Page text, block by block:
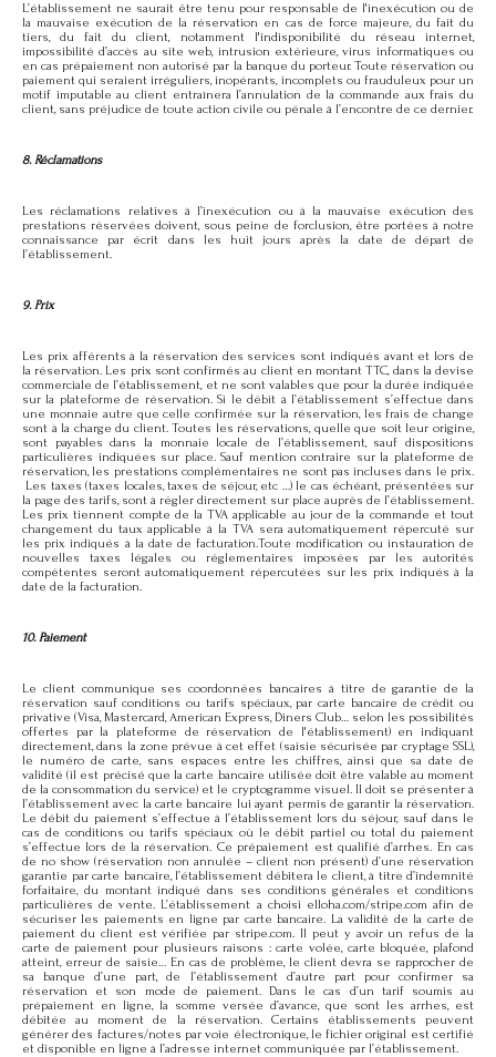
L’établissement ne saurait être tenu pour responsable de l'inexécution ou de
la mauvaise exécution de la réservation en cas de force majeure, du fait du
tiers, du fait du client, notamment l'indisponibilité du réseau internet,
impossibilité d’accès au site web, intrusion extérieure, virus informatiques ou
en cas prépaiement non autorisé par la banque du porteur. Toute réservation ou
paiement qui seraient irréguliers, inopérants, incomplets ou frauduleux pour un
motif imputable au client entraînera l’annulation de la commande aux frais du
client, sans préjudice de toute action civile ou pénale à l’encontre de ce dernier.
8. Réclamations
Les réclamations relatives à l’inexécution ou à la mauvaise exécution des
prestations réservées doivent, sous peine de forclusion, être portées à notre
connaissance par écrit dans les huit jours après la date de départ de
l’établissement.
9. Prix
Les prix afférents à la réservation des services sont indiqués avant et lors de
la réservation. Les prix sont confirmés au client en montant TTC, dans la devise
commerciale de l’établissement, et ne sont valables que pour la durée indiquée
sur la plateforme de réservation. Si le débit à l’établissement s’effectue dans
une monnaie autre que celle confirmée sur la réservation, les frais de change
sont à la charge du client. Toutes les réservations, quelle que soit leur origine,
sont payables dans la monnaie locale de l’établissement, sauf dispositions
particulières indiquées sur place. Sauf mention contraire sur la plateforme de
réservation, les prestations complémentaires ne sont pas incluses dans le prix.
Les taxes (taxes locales, taxes de séjour, etc …) le cas échéant, présentées sur
la page des tarifs, sont à régler directement sur place auprès de l’établissement.
Les prix tiennent compte de la TVA applicable au jour de la commande et tout
changement du taux applicable à la TVA sera automatiquement répercuté sur
les prix indiqués à la date de facturation.Toute modification ou instauration de
nouvelles taxes légales ou réglementaires imposées par les autorités
compétentes seront automatiquement répercutées sur les prix indiqués à la
date de la facturation.
10. Paiement
Le client communique ses coordonnées bancaires à titre de garantie de la
réservation sauf conditions ou tarifs spéciaux, par carte bancaire de crédit ou
privative (Visa, Mastercard, American Express, Diners Club… selon les possibilités
offertes par la plateforme de réservation de l'établissement) en indiquant
directement, dans la zone prévue à cet effet (saisie sécurisée par cryptage SSL),
le numéro de carte, sans espaces entre les chiffres, ainsi que sa date de
validité (il est précisé que la carte bancaire utilisée doit être valable au moment
de la consommation du service) et le cryptogramme visuel. Il doit se présenter à
l’établissement avec la carte bancaire lui ayant permis de garantir la réservation.
Le débit du paiement s’effectue à l’établissement lors du séjour, sauf dans le
cas de conditions ou tarifs spéciaux où le débit partiel ou total du paiement
s’effectue lors de la réservation. Ce prépaiement est qualifié d’arrhes. En cas
de no show (réservation non annulée – client non présent) d’une réservation
garantie par carte bancaire, l’établissement débitera le client, à titre d’indemnité
forfaitaire, du montant indiqué dans ses conditions générales et conditions
particulières de vente. L’établissement a choisi elloha.com/stripe.com afin de
sécuriser les paiements en ligne par carte bancaire. La validité de la carte de
paiement du client est vérifiée par stripe.com. Il peut y avoir un refus de la
carte de paiement pour plusieurs raisons : carte volée, carte bloquée, plafond
atteint, erreur de saisie… En cas de problème, le client devra se rapprocher de
sa banque d’une part, de l’établissement d’autre part pour confirmer sa
réservation et son mode de paiement. Dans le cas d’un tarif soumis au
prépaiement en ligne, la somme versée d’avance, que sont les arrhes, est
débitée au moment de la réservation. Certains établissements peuvent
générer des factures/notes par voie électronique, le fichier original est certifié
et disponible en ligne à l’adresse internet communiquée par l’établissement.